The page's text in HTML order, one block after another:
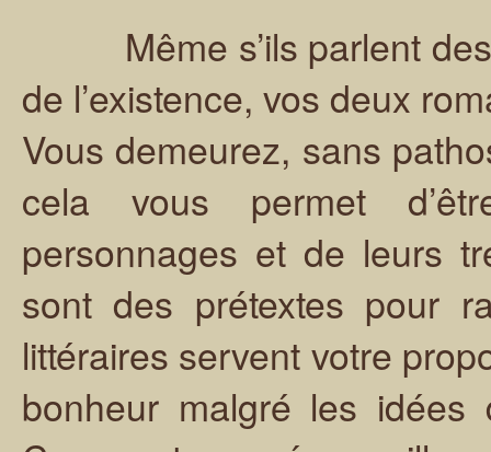
Même s’ils parlent des
de l’existence, vos deux
Vous demeurez, sans
cela vous permet
personnages et de leurs
sont des prétextes pour
littéraires servent votre
bonheur malgré les